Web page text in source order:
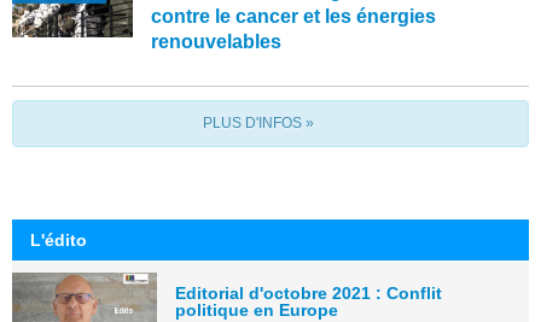
contre le cancer et les énergies
renouvelables
PLUS D'INFOS »
L'édito
Editorial d'octobre 2021 : Conflit
politique en Europe